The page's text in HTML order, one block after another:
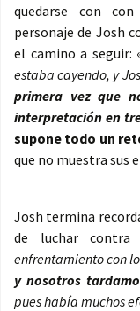
quedarse con
personaje de Josh
el camino a seguir:
estaba cayendo, y
primera vez que
interpretación en
supone todo un
que no muestra sus
Josh termina
de luchar contra
enfrentamiento con
y nosotros
pues había muchos